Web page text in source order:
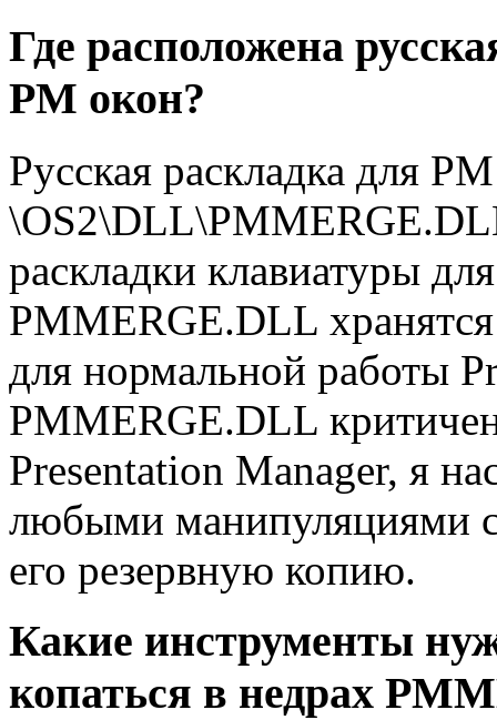
Где расположена
PM окон?
Русская раскладка для
раскладки клавиатуры
PMMERGE.DLL
для нормальной работы
PMMERGE.DLL
Presentation Manager, я
любыми манипуляциями
его резервную копию.
Какие инструменты
копаться в недрах